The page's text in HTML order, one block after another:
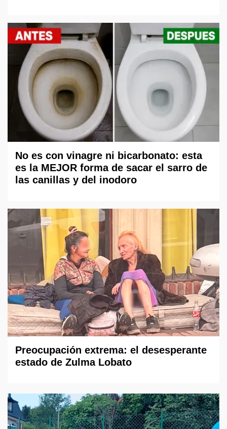
No es con vinagre ni bicarbonato: esta
es la MEJOR forma de sacar el sarro de
las canillas y del inodoro
Preocupación extrema: el desesperante
estado de Zulma Lobato